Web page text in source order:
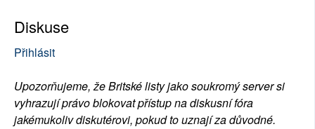
Diskuse
Přihlásit
Upozorňujeme, že Britské listy jako soukromý server si
vyhrazují právo blokovat přístup na diskusní fóra
jakémukoliv diskutérovi, pokud to uznají za důvodné.